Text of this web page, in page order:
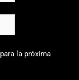
la próxima